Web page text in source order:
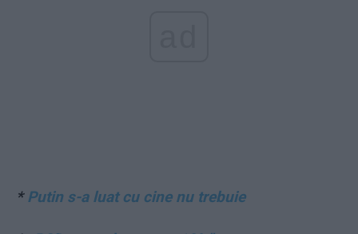
*Putin s-a luat cu cine nu trebuie